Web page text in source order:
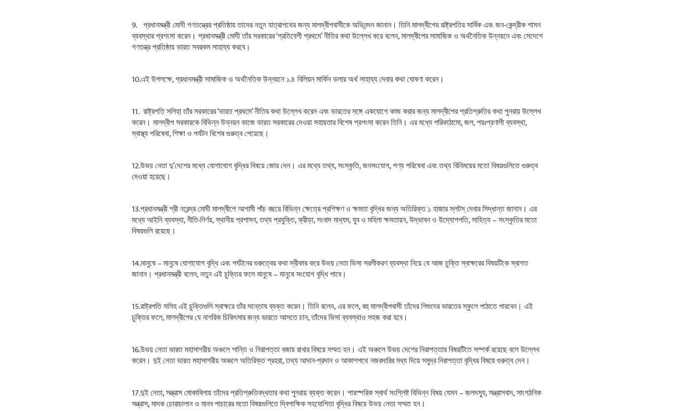
9. প্রধানমন্ত্রী মোদী গণতন্ত্রের প্রতিষ্ঠায় তাদের নতুন যাত্রাপথের জন্য মালদ্বীপবাসীকে অভিনন্দন জানান। তিনি মালদ্বীপের রাষ্ট্রপতির সার্বিক এবং জন-কেন্দ্রীক শাসন
ব্যবস্থার প্রশংসা করেন। প্রধানমন্ত্রী মোদী তাঁর সরকারের ‘প্রতিবেশী প্রথমে’ নীতির কথা উল্লেখ করে বলেন, মালদ্বীপের সামাজিক ও অর্থনৈতিক উন্নয়নে এবং সেদেশে
গণতন্ত্র প্রতিষ্ঠায় ভারত সবরকম সাহায্য করবে।
10.এই উপলক্ষে, প্রধানমন্ত্রী সামাজিক ও অর্থনৈতিক উন্নয়নে ১.৪ বিলিয়ন মার্কিন ডলার অর্থ সাহায্য দেবার কথা ঘোষণা করেন।
11. রাষ্ট্রপতি সলিহা তাঁর সরকারের ‘ভারত প্রথমে’ নীতির কথা উল্লেখ করেন এবং ভারতের সঙ্গে একযোগে কাজ করার জন্য মালদ্বীপের প্রতিশ্রুতির কথা পুনরায় উল্লেখ
করেন। মালদ্বীপ সরকারকে বিভিন্ন উন্নয়ন কাজে ভারত সরকারের দেওয়া সহায়তার বিশেষ প্রশংসা করেন তিনি। এর মধ্যে পরিকাঠামো, জল, পয়ঃপ্রণালী ব্যবস্থা,
স্বাস্থ্য পরিষেবা, শিক্ষা ও পর্যটন বিশেষ গুরুত্ব পেয়েছে।
12.উভয় নেতা দু’দেশের মধ্যে যোগাযোগ বৃদ্ধির বিষয়ে জোর দেন। এর মধ্যে তথ্য, সংস্কৃতি, জনসংযোগ, পণ্য পরিষেবা এবং তথ্য বিনিময়ের মতো বিষয়গুলিতে গুরুত্ব
দেওয়া হয়েছে।
13.প্রধানমন্ত্রী শ্রী নরেন্দ্র মোদী মালদ্বীপে আগামী পাঁচ বছরে বিভিন্ন ক্ষেত্রে প্রশিক্ষণ ও ক্ষমতা বৃদ্ধির জন্য অতিরিক্ত ১ হাজার স্লটস্‌ দেবার সিদ্ধান্ত জানান। এর
মধ্যে আইনি ব্যবস্থা, নীতি-নির্ণয়, স্থানীয় প্রশাসন, তথ্য প্রযুক্তি, ক্রীড়া, সংবাদ মাধ্যম, যুব ও মহিলা ক্ষমতায়ন, উদ্ভাবন ও উদ্যোগপতি, সাহিত্য – সংস্কৃতির মতো
বিষয়গুলি রয়েছে।
14.মানুষে – মানুষে যোগাযোগ বৃদ্ধি এবং পর্যটনের গুরুত্বের কথা স্বীকার করে উভয় নেতা ভিসা সরলীকরণ ব্যবস্থা নিয়ে যে আজ চুক্তি স্বাক্ষরের বিষয়টিকে স্বাগত
জানান। প্রধানমন্ত্রী বলেন, নতুন এই চুক্তির ফলে মানুষে – মানুষে সংযোগ বৃদ্ধি পাবে।
15.রাষ্ট্রপতি সলিহ এই চুক্তিগুলি স্বাক্ষরে তাঁর সন্তোষ ব্যক্ত করেন। তিনি বলেন, এর ফলে, বহু মালদ্বীপবাসী তাঁদের শিশুদের ভারতের স্কুলে পাঠাতে পারবেন। এই
চুক্তির ফলে, মালদ্বীপের যে নাগরিক চিকিৎসার জন্য ভারতে আসতে চান, তাঁদের ভিসা ব্যবস্থাও সহজ করা হবে।
16.উভয় নেতা ভারত মহাসাগরীয় অঞ্চলে শান্তি ও নিরাপত্তা বজায় রাখার বিষয়ে সম্মত হন। এই অঞ্চলে উভয় দেশের নিরাপত্তার বিষয়টিতে সম্পর্ক রয়েছে বলে উল্লেখ
করেন। দুই নেতা ভারত মহাসাগরীয় অঞ্চলে অতিরিক্ত প্রহরা, তথ্য আদান-প্রদান ও আকাশপথে নজরদারির মধ্য দিয়ে সমুদ্র নিরাপত্তা বৃদ্ধির বিষয়ে গুরুত্ব দেন।
17.দুই নেতা, সন্ত্রাস মোকাবিলায় তাঁদের প্রতিশ্রুতিবদ্ধতার কথা পুনরায় ব্যক্ত করেন। পারস্পরিক স্বার্থ সংশ্লিষ্ট বিভিন্ন বিষয় যেমন – জলদস্যু, সন্ত্রাসবাদ, সাংগঠনিক
সন্ত্রাস, মাদক চোরাচালান ও মানব পাচারের মতো বিষয়গুলিতে দ্বিপাক্ষিক সহযোগিতা বৃদ্ধির বিষয়ে উভয় নেতা সম্মত হন।